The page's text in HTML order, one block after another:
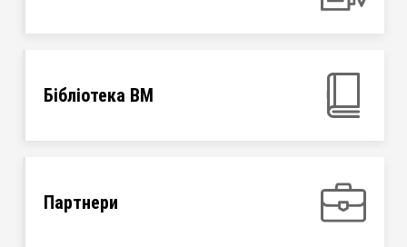
Бібліотека ВМ
Партнери